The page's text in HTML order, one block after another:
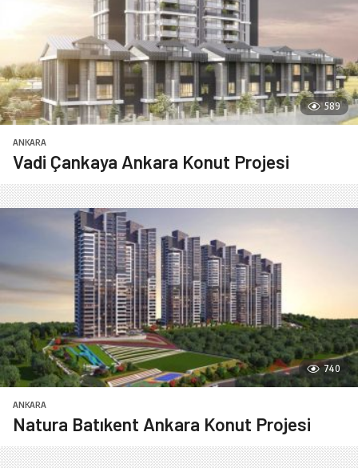
589
ANKARA
Vadi Çankaya Ankara Konut Projesi
740
ANKARA
Natura Batıkent Ankara Konut Projesi